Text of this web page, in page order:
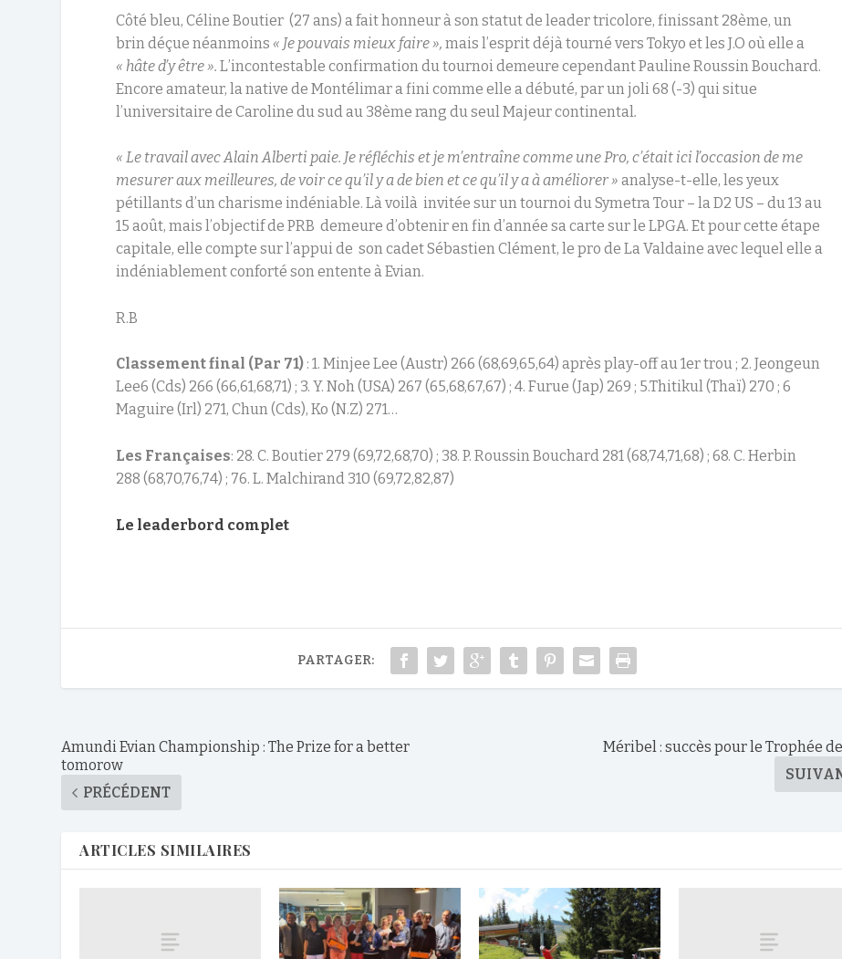
Côté bleu, Céline Boutier (27 ans) a fait honneur à son statut de leader tricolore, finissant 28ème, un
brin déçue néanmoins « Je pouvais mieux faire », mais l’esprit déjà tourné vers Tokyo et les J.O où elle a
« hâte d’y être ». L’incontestable confirmation du tournoi demeure cependant Pauline Roussin Bouchard.
Encore amateur, la native de Montélimar a fini comme elle a débuté, par un joli 68 (-3) qui situe
l’universitaire de Caroline du sud au 38ème rang du seul Majeur continental.
« Le travail avec Alain Alberti paie. Je réfléchis et je m’entraîne comme une Pro, c’était ici l’occasion de me
mesurer aux meilleures, de voir ce qu’il y a de bien et ce qu’il y a à améliorer » analyse-t-elle, les yeux
pétillants d’un charisme indéniable. Là voilà invitée sur un tournoi du Symetra Tour – la D2 US – du 13 au
15 août, mais l’objectif de PRB demeure d’obtenir en fin d’année sa carte sur le LPGA. Et pour cette étape
capitale, elle compte sur l’appui de son cadet Sébastien Clément, le pro de La Valdaine avec lequel elle a
indéniablement conforté son entente à Evian.
R.B
Classement final (Par 71) : 1. Minjee Lee (Austr) 266 (68,69,65,64) après play-off au 1ertrou ; 2. Jeongeun
Lee6 (Cds) 266 (66,61,68,71) ; 3. Y. Noh (USA) 267 (65,68,67,67) ; 4. Furue (Jap) 269 ; 5.Thitikul (Thaï) 270 ; 6
Maguire (Irl) 271, Chun (Cds), Ko (N.Z) 271…
Les Françaises: 28. C. Boutier 279 (69,72,68,70) ; 38. P. Roussin Bouchard 281 (68,74,71,68) ; 68. C. Herbin
288 (68,70,76,74) ; 76. L. Malchirand 310 (69,72,82,87)
Le leaderbord complet
PARTAGER:
Amundi Evian Championship : The Prize for a better
tomorow
PRÉCÉDENT
Méribel : succès pour le Trophée de
ARTICLES SIMILAIRES